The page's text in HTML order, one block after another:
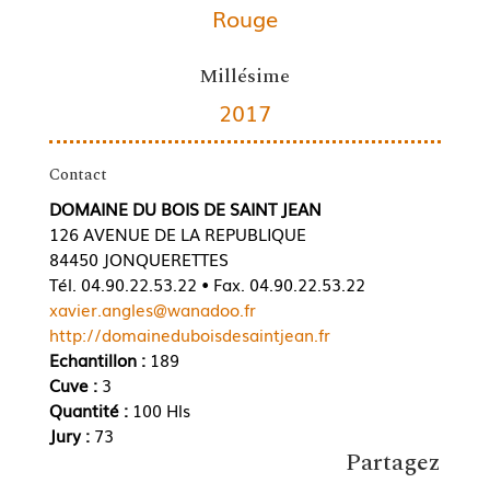
Rouge
Millésime
2017
Contact
DOMAINE DU BOIS DE SAINT JEAN
126 AVENUE DE LA REPUBLIQUE
84450 JONQUERETTES
Tél. 04.90.22.53.22 • Fax. 04.90.22.53.22
xavier.angles@wanadoo.fr
http://domaineduboisdesaintjean.fr
Echantillon :189
Cuve : 3
Quantité : 100 Hls
Jury : 73
Partagez